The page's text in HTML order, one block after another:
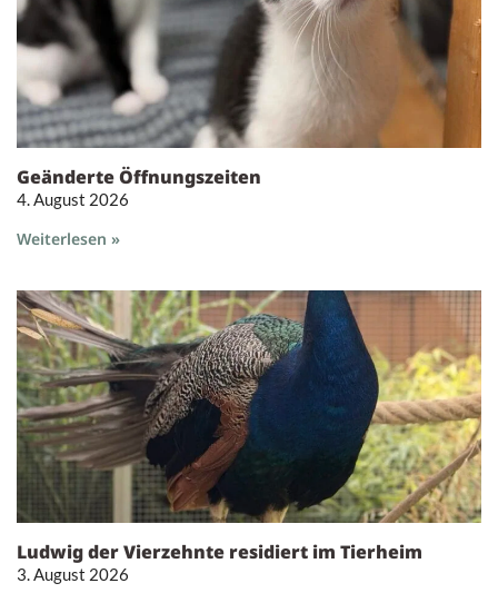
Geänderte Öffnungszeiten
4. August 2026
Weiterlesen »
Ludwig der Vierzehnte residiert im Tierheim
3. August 2026